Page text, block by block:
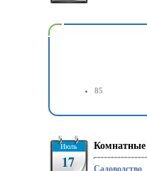
85
Июль
17
Комнатные
Садоводство